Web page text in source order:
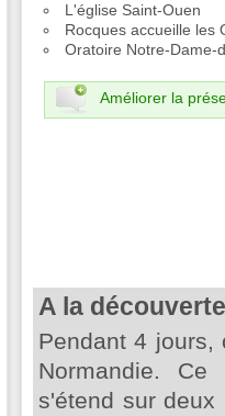
L'église Saint-Ouen
Rocques accueille les
Oratoire Notre-Dame-
Améliorer la
A la
Pendant 4 jours,
Normandie.
s'étend sur deux